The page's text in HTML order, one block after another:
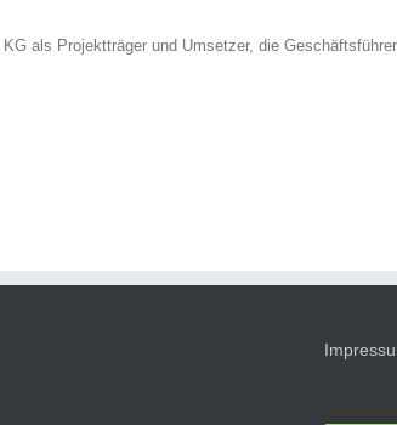
als Projektträger und Umsetzer, die